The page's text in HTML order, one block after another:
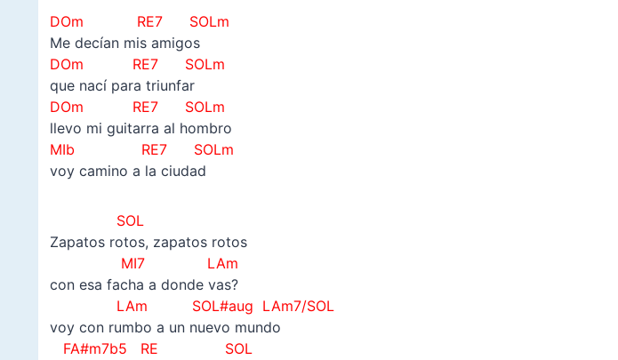
DOm RE7 SOLm
Me decían mis amigos
DOm RE7 SOLm
que nací para triunfar
DOm RE7 SOLm
llevo mi guitarra al hombro
MIb
RE7 SOLm
voy camino a la ciudad
SOL
Zapatos rotos, zapatos rotos
MI7 LAm
con esa facha a donde vas?
LAm SOL#aug LAm7/SOL
voy con rumbo a un nuevo mundo
FA#m7b5 RE
SOL